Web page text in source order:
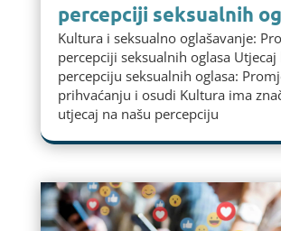
percepciji seksualnih
Kultura i seksualno oglašavanje:
percepciji seksualnih oglasa
percepciju seksualnih oglasa:
prihvaćanju i osudi Kultura ima
utjecaj na našu percepciju